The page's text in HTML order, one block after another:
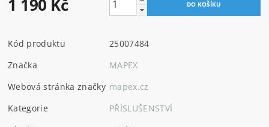
1 190 Kč
Kód produktu
25007484
Značka
MAPEX
Webová stránka značky mapex.cz
Kategorie
PŘÍSLUŠENSTVÍ